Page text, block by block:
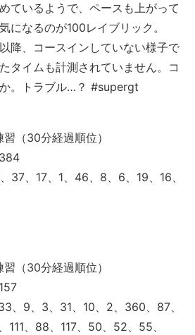
ているようで、ペースも上がって
になるのが100レイブリック。
降、コースインしていない様子で
タイムも計測されていません。コ
。トラブル…？ #supergt
（30分経過順位）
37、17、1、46、8、6、19、16、
（30分経過順位）
、9、3、31、10、2、360、87、
、88、117、50、52、55、